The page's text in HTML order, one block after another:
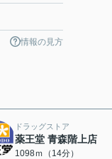
情報の見方
ドラッグストア
薬王堂 青森階上店
1098ｍ（14分）